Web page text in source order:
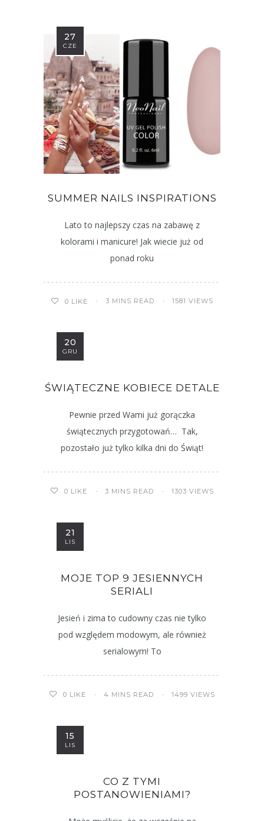
27
CZE
SUMMER NAILS INSPIRATIONS
Lato to najlepszy czas na zabawę z
kolorami i manicure! Jak wiecie już od
ponad roku
0 LIKE 3 MINS READ 1581 VIEWS
20
GRU
ŚWIĄTECZNE KOBIECE DETALE
Pewnie przed Wami już gorączka
świątecznych przygotowań… Tak,
pozostało już tylko kilka dni do Świąt!
0 LIKE 3 MINS READ 1303 VIEWS
21
LIS
MOJE TOP 9 JESIENNYCH
SERIALI
Jesień i zima to cudowny czas nie tylko
pod względem modowym, ale również
serialowym! To
0 LIKE 4 MINS READ 1499 VIEWS
15
LIS
CO Z TYMI
POSTANOWIENIAMI?